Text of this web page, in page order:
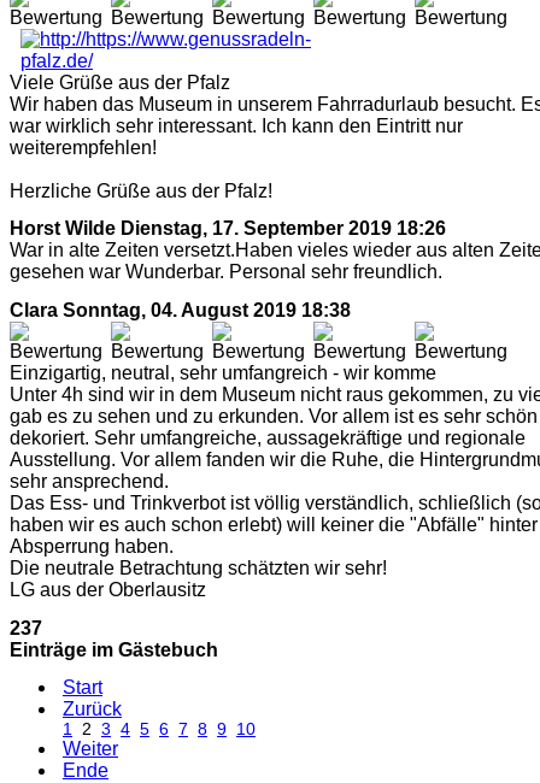
Viele Grüße aus der Pfalz
Wir haben das Museum in unserem Fahrradurlaub besucht.
war wirklich sehr interessant. Ich kann den Eintritt nur
weiterempfehlen!
Herzliche Grüße aus der Pfalz!
Horst Wilde Dienstag, 17. September 2019 18:26
War in alte Zeiten versetzt.Haben vieles wieder aus alten
gesehen war Wunderbar. Personal sehr freundlich.
Clara Sonntag, 04. August 2019 18:38
Einzigartig, neutral, sehr umfangreich - wir komme
Unter 4h sind wir in dem Museum nicht raus gekommen, zu
gab es zu sehen und zu erkunden. Vor allem ist es sehr schön
dekoriert. Sehr umfangreiche, aussagekräftige und regionale
Ausstellung. Vor allem fanden wir die Ruhe, die
sehr ansprechend.
Das Ess- und Trinkverbot ist völlig verständlich, schließlich
haben wir es auch schon erlebt) will keiner die "Abfälle"
Absperrung haben.
Die neutrale Betrachtung schätzten wir sehr!
LG aus der Oberlausitz
237
Einträge im Gästebuch
Start
Zurück
1 2 3 4 5 6 7 8 9 10
Weiter
Ende